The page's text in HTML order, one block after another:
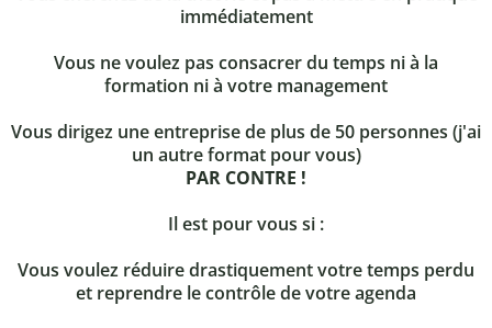
immédiatement
Vous ne voulez pas consacrer du temps ni à la
formation ni à votre management
Vous dirigez une entreprise de plus de 50 personnes (j'ai
un autre format pour vous)
PAR CONTRE !
Il est pour vous si :
Vous voulez réduire drastiquement votre temps perdu
et reprendre le contrôle de votre agenda